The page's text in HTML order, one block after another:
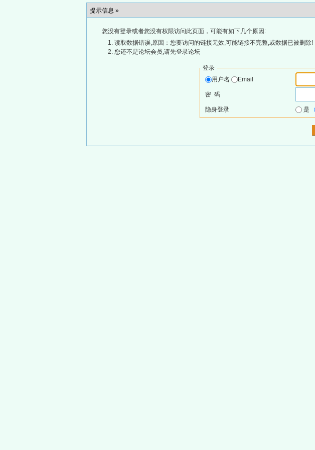
提示信息 »
您没有登录或者您没有权限访问此页面，可能有如下几个原因:
读取数据错误,原因：您要访问的链接无效,可能链接不完整,或数据已被删除!
您还不是论坛会员,请先登录论坛
登录
用户名
Email
密 码
隐身登录 是